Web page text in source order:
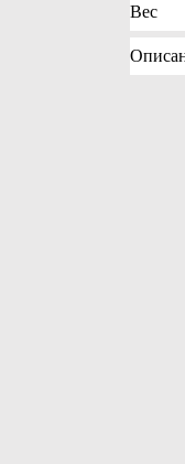
Вес